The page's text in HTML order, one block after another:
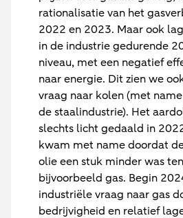
rationalisatie van het
2022 en 2023. Maar ook
in de industrie gedurende
niveau, met een negatief
naar energie. Dit zien we
vraag naar kolen (met
de staalindustrie). Het
slechts licht gedaald in
kwam met name doordat
olie een stuk minder was
bijvoorbeeld gas. Begin
industriële vraag naar gas
bedrijvigheid en relatief